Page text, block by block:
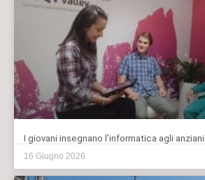
I giovani insegnano l’informatica agli anziani
16 Giugno 2026